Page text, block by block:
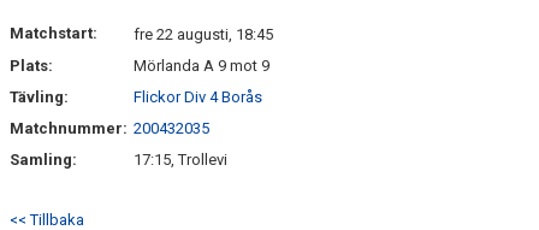
KONTAKT
Matchstart:
fre 22 augusti, 18:45
Plats:
Mörlanda A 9 mot 9
Tävling:
Flickor Div 4 Borås
Matchnummer: 200432035
Samling:
17:15, Trollevi
<< Tillbaka